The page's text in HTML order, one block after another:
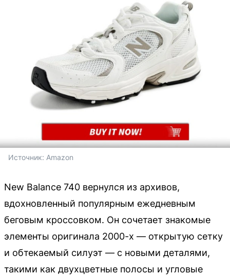
Источник: Amazon
New Balance 740 вернулся из архивов,
вдохновленный популярным ежедневным
беговым кроссовком. Он сочетает знакомые
элементы оригинала 2000-х — открытую сетку
и обтекаемый силуэт — с новыми деталями,
такими как двухцветные полосы и угловые